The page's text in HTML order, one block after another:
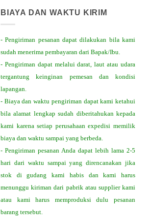
BIAYA DAN WAKTU KIRIM
- Pengiriman pesanan dapat dilakukan bila kami
sudah menerima pembayaran dari Bapak/Ibu.
- Pengiriman dapat melalui darat, laut atau udara
tergantung keinginan pemesan dan kondisi
lapangan.
- Biaya dan waktu pengiriman dapat kami ketahui
bila alamat lengkap sudah diberitahukan kepada
kami karena setiap perusahaan expedisi memilik
biaya dan waktu sampai yang berbeda.
- Pengiriman pesanan Anda dapat lebih lama 2-5
hari dari waktu sampai yang direncanakan jika
stok di gudang kami habis dan kami harus
menunggu kiriman dari pabrik atau supplier kami
atau kami harus memproduksi dulu pesanan
barang tersebut.